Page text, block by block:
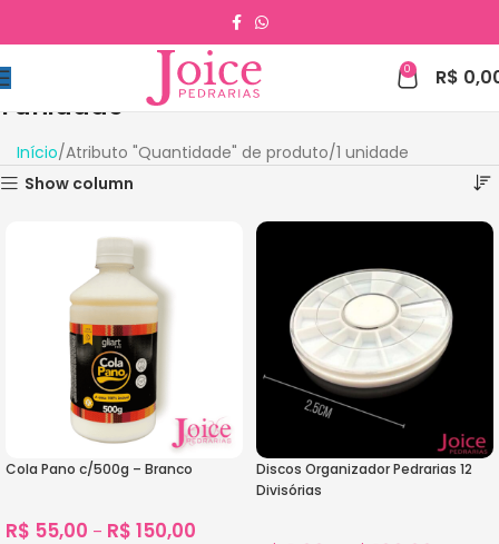
0 R$
1 unidade
Início Atributo "Quantidade" de produto 1 unidade
Show column
Cola Pano c/500g – Branco
R$ 55,00 – R$ 150,00
Discos Organizador Pedrarias 12
Divisórias